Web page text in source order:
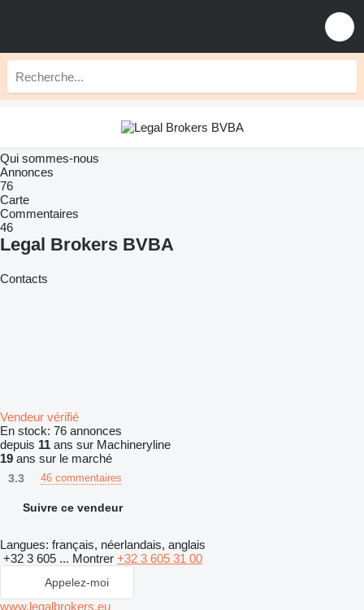
Qui sommes-nous
Annonces
76
Carte
Commentaires
46
Legal Brokers BVBA
Contacts
Vendeur vérifié
En stock: 76 annonces
depuis 11 ans sur Machineryline
19 ans sur le marché
3.3 46 commentaires
Suivre ce vendeur
Langues: français, néerlandais, anglais
+32 3 605 ... Montrer +32 3 605 31 00
Appelez-moi
www.legalbrokers.eu